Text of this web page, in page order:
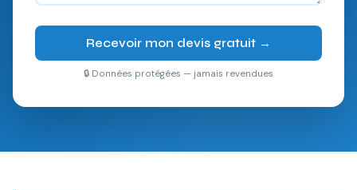
Recevoir mon devis gratuit →
🔒 Données protégées — jamais revendues